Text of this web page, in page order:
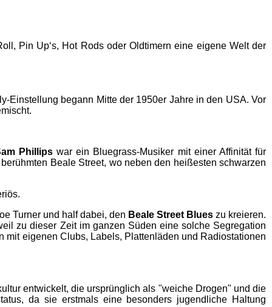
Pin Up‘s, Hot Rods oder Oldtimern eine eigene Welt der
Einstellung begann Mitte der 1950er Jahre in den USA. Vor
Phillipswar ein Bluegrass-Musiker mit einer Affinität für
Beale Street, wo neben den heißesten schwarzen
Turner und half dabei, den Beale Street Blueszu kreieren.
zu dieser Zeit im ganzen Süden eine solche Segregation
mit eigenen Clubs, Labels, Plattenläden und Radiostationen
entwickelt, die ursprünglich als "weiche Drogen" und die
da sie erstmals eine besonders jugendliche Haltung